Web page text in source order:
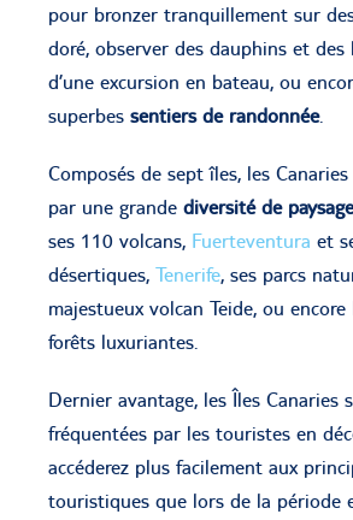
pour bronzer tranquillement sur
doré, observer des dauphins et des
d’une excursion en bateau, ou
superbes sentiers de randonnée.
Composés de sept îles, les
par une grande diversité de
ses 110 volcans, Fuerteventura et
désertiques, Tenerife, ses parcs
majestueux volcan Teide, ou
forêts luxuriantes.
Dernier avantage, les Îles Canaries
fréquentées par les touristes en
accéderez plus facilement aux
touristiques que lors de la période